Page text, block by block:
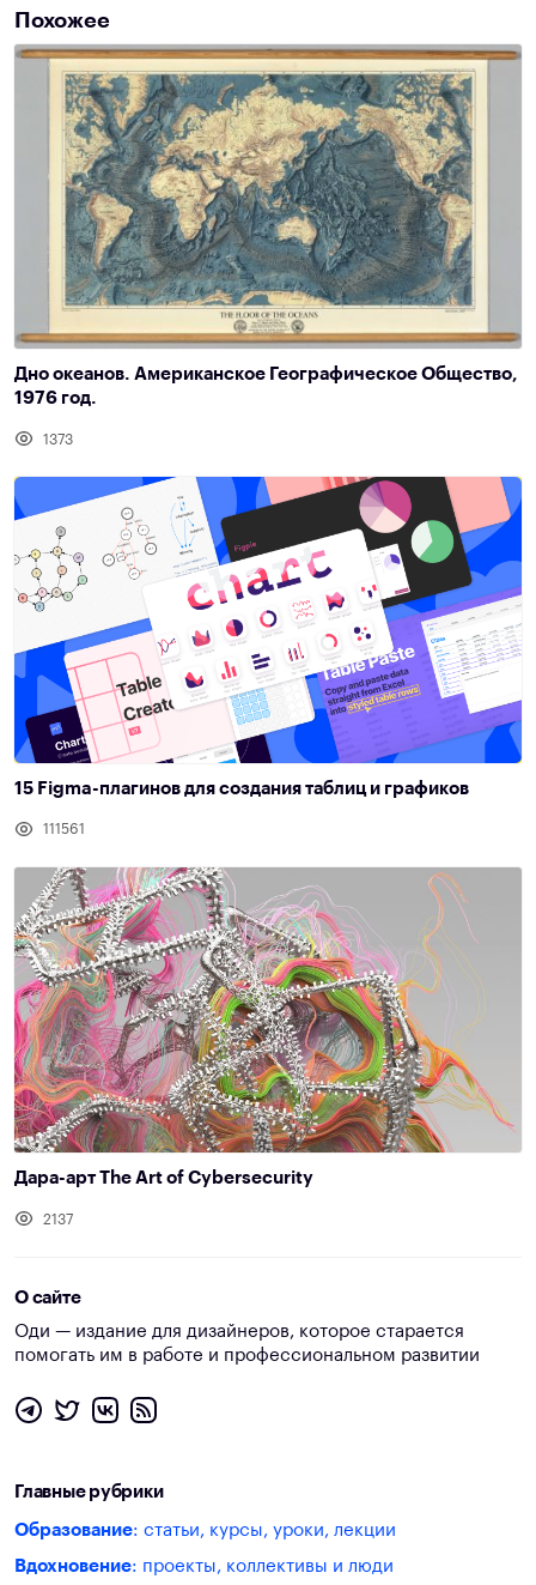
Похожее
Дно океанов. Американское Географическое Общество,
1976 год.
1373
15 Figma-плагинов для создания таблиц и графиков
111561
Дара-арт The Art of Cybersecurity
2137
О сайте
Оди — издание для дизайнеров, которое старается
помогать им в работе и профессиональном развитии
Главные рубрики
Образование: статьи, курсы, уроки, лекции
Вдохновение: проекты, коллективы и люди